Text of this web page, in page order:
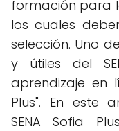
formación para
los cuales
selección. Uno
y útiles del
aprendizaje en
Plus". En este
SENA Sofia